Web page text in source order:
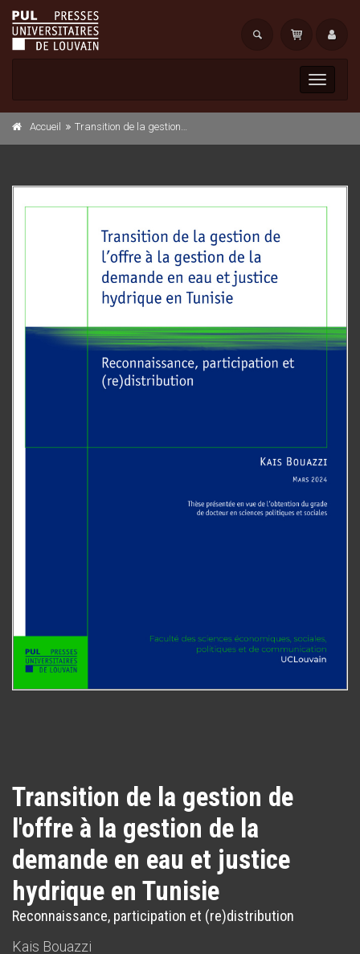
Toggle
Accueil Transition de la gestion de l'offre à la gestion de la demande en eau et justice hydrique en Tunisie
Transition de la gestion de
l'offre à la gestion de la
demande en eau et justice
hydrique en Tunisie
Reconnaissance, participation et (re)distribution
Kais Bouazzi